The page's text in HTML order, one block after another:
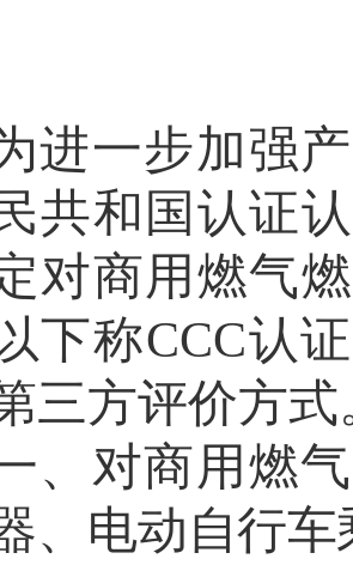
进一步加强
共和国认证
对商用燃气
下称CCC认
三方评价方
、对商用燃
、电动自行车